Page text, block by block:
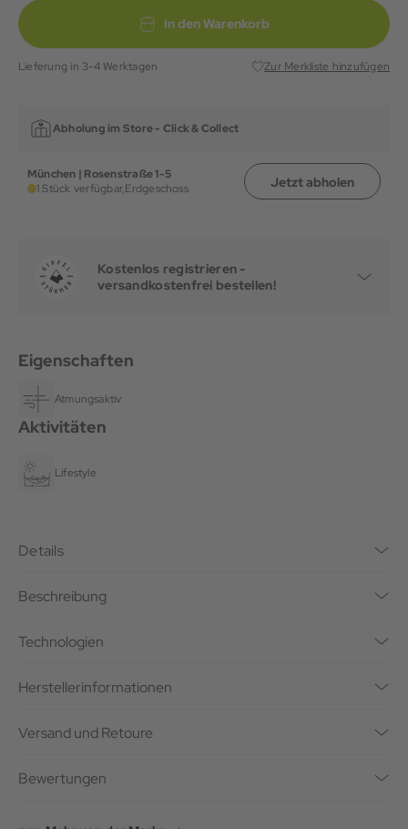
In den Warenkorb
Lieferung in 3-4 Werktagen Zur Merkliste hinzufügen
Abholung im Store - Click & Collect
München | Rosenstraße 1-5
1 Stück verfügbar,Erdgeschoss Jetzt abholen
Kostenlos registrieren -
versandkostenfrei bestellen!
Eigenschaften
Atmungsaktiv
Aktivitäten
Lifestyle
Details
Beschreibung
Technologien
Herstellerinformationen
Versand und Retoure
Bewertungen